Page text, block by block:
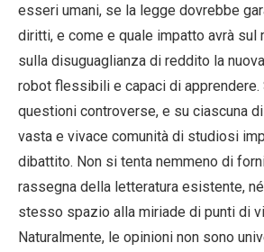
esseri umani, se la legge dovrebbe
diritti, e come e quale impatto avrà sul
sulla disuguaglianza di reddito la
robot flessibili e capaci di apprendere.
questioni controverse, e su ciascuna
vasta e vivace comunità di studiosi
dibattito. Non si tenta nemmeno di
rassegna della letteratura esistente,
stesso spazio alla miriade di punti di
Naturalmente, le opinioni non sono